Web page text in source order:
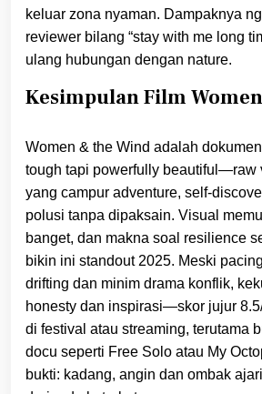
keluar zona nyaman. Dampaknya
reviewer bilang “stay with me long
ulang hubungan dengan nature.
Kesimpulan Film
Women & the Wind adalah
tough tapi powerfully beautiful—raw
yang campur adventure, self-
polusi tanpa dipaksain. Visual
banget, dan makna soal resilience
bikin ini standout 2025. Meski
drifting dan minim drama konflik,
honesty dan inspirasi—skor jujur
di festival atau streaming, terutama
docu seperti Free Solo atau My
bukti: kadang, angin dan ombak